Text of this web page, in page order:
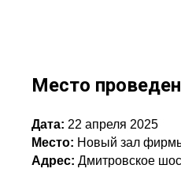
Место
Дата: 22 апреля 2025
Место: Новый зал
Адрес: Дмитровское